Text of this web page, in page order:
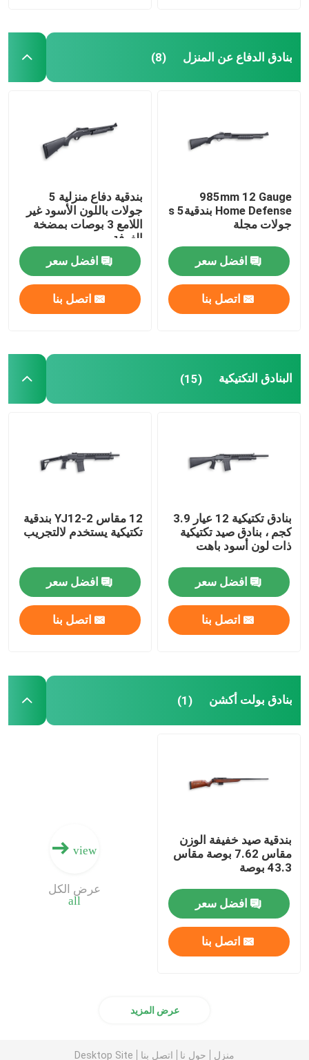
المنتجات
حولنا
مراقبة الجودة
اتصل بنا
بنادق العمل بمضخة
البنادق التكتيكية
بنادق بولت أكشن
بنادق نصف آلية
بنادق طلقة واحدة
ذخيرة البندقية
البصريات بندقية
بنادق الدفاع عن المنزل (8)
985mm 12 Gauge
Home Defense بندقيةs 5
جولات مجلة
افضل سعر
اتصل بنا
بندقية دفاع منزلية 5
جولات باللون الأسود غير
اللامع 3 بوصات بمضخة
الغرفة
افضل سعر
اتصل بنا
البنادق التكتيكية (15)
بنادق تكتيكية 12 عيار 3.9
كجم ، بنادق صيد تكتيكية
ذات لون أسود باهت
افضل سعر
اتصل بنا
12 مقاس YJ12-2 بندقية
تكتيكية يستخدم لالتجريب
افضل سعر
اتصل بنا
بنادق بولت أكشن (1)
بندقية صيد خفيفة الوزن
مقاس 7.62 بوصة مقاس
43.3 بوصة
افضل سعر
اتصل بنا
view
all
عرض الكل
عرض المزيد
منزل حول نا اتصل بنا Desktop Site